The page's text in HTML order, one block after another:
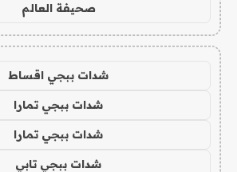
صحيفة العالم
شدات ببجي اقساط
شدات ببجي تمارا
شدات ببجي تمارا
شدات ببجي تابي